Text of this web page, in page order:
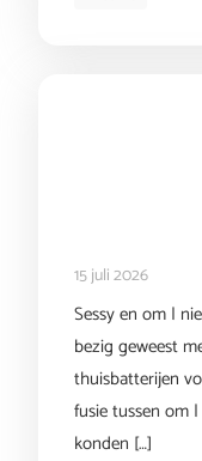
15 juli 2026
Sessy en om |
bezig geweest
thuisbatterijen
fusie tussen om
konden […]